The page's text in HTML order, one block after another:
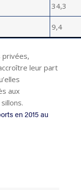
34,3
9,4
privées,
leur part
aux
en 2015 au